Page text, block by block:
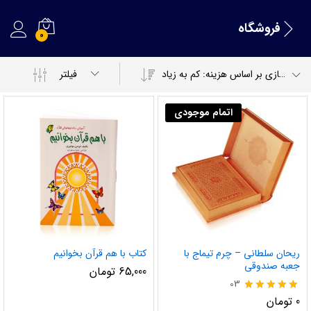
فروشگاه 0
فیلتر مرتب سازی بر اساس هزینه: کم به زیاد
اتمام موجودی
ریحان سلطانی – چرم تیماج با
جعبه صندوقی
نمره
03
0 تومان
کتاب با هم قرآن بخوانیم
65,000 تومان